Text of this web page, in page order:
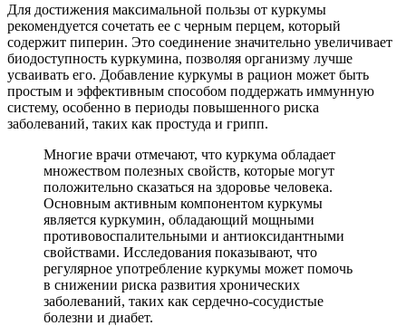
Для достижения максимальной пользы от куркумы
рекомендуется сочетать ее с черным перцем, который
содержит пиперин. Это соединение значительно увеличивает
биодоступность куркумина, позволяя организму лучше
усваивать его. Добавление куркумы в рацион может быть
простым и эффективным способом поддержать иммунную
систему, особенно в периоды повышенного риска
заболеваний, таких как простуда и грипп.
Многие врачи отмечают, что куркума обладает
множеством полезных свойств, которые могут
положительно сказаться на здоровье человека.
Основным активным компонентом куркумы
является куркумин, обладающий мощными
противовоспалительными и антиоксидантными
свойствами. Исследования показывают, что
регулярное употребление куркумы может помочь
в снижении риска развития хронических
заболеваний, таких как сердечно-сосудистые
болезни и диабет.